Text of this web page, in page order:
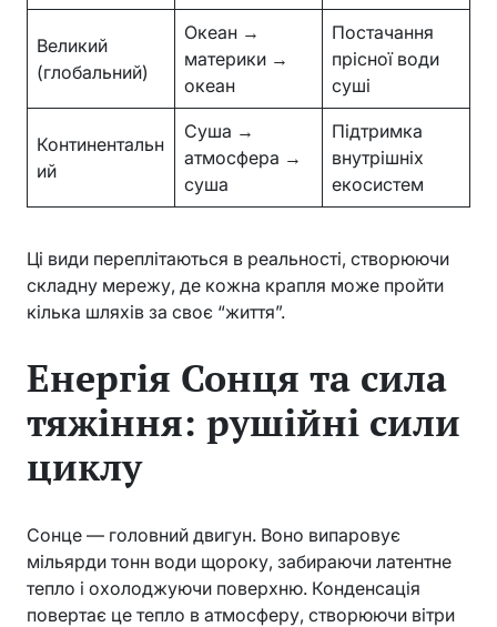
Великий
(глобальний)
Океан →
материки →
океан
Постачання
прісної води
суші
Континентальн
ий
Суша →
атмосфера →
суша
Підтримка
внутрішніх
екосистем
Ці види переплітаються в реальності, створюючи
складну мережу, де кожна крапля може пройти
кілька шляхів за своє “життя”.
Енергія Сонця та сила
тяжіння: рушійні сили
циклу
Сонце — головний двигун. Воно випаровує
мільярди тонн води щороку, забираючи латентне
тепло і охолоджуючи поверхню. Конденсація
повертає це тепло в атмосферу, створюючи вітри